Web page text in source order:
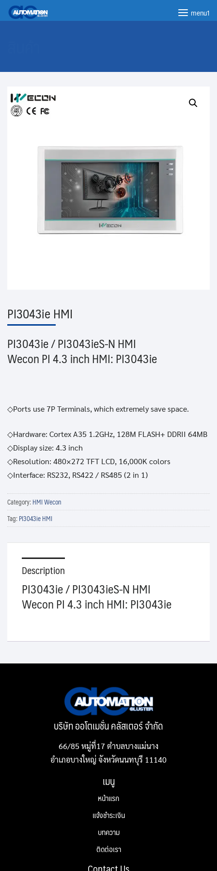
menu1
PI3043ie HMI
PI3043ie / PI3043ieS-N HMI
Wecon PI 4.3 inch HMI: PI3043ie
◇Ports use 7P Terminals, which extremely save space.
◇Hardware: Cortex A35 1.2GHz, 128M FLASH+ DDRII 64MB
◇Display size: 4.3 inch
◇Resolution: 480×272 TFT LCD, 16,000K colors
◇Interface: RS232, RS422 / RS485 (2 in 1)
Category:HMI Wecon
Tag:PI3043ie HMI
Description
PI3043ie / PI3043ieS-N HMI
Wecon PI 4.3 inch HMI: PI3043ie
บริษัท ออโตเมชั่น คลัสเตอร์ จำกัด
66/85 หมู่ที่17 ตำบลบางแม่นาง
อำเภอบางใหญ่ จังหวัดนนทบุรี 11140
เมนู
หน้าแรก
แจ้งชำระเงิน
บทความ
ติดต่อเรา